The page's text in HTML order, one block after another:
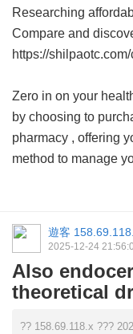
Researching
Compare and
https://
Zero in on your
by choosing to
pharmacy , offering
method to manage
遊客
2025-12-24
Also
theoretical
?? 158.69.118.x ???